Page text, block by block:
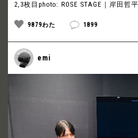
2,3枚目photo: ROSE STAGE｜岸田哲
9879わた 1899
emi